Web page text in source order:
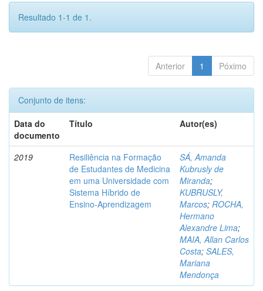
Resultado 1-1 de 1.
Anterior 1 Póximo
Conjunto de itens:
Data do
documento
Título Autor(es)
2019
Resiliência na Formação
de Estudantes de Medicina
em uma Universidade com
Sistema Híbrido de
Ensino-Aprendizagem
SÁ, Amanda
Kubrusly de
Miranda;
KUBRUSLY,
Marcos; ROCHA,
Hermano
Alexandre Lima;
MAIA, Allan Carlos
Costa; SALES,
Mariana
Mendonça